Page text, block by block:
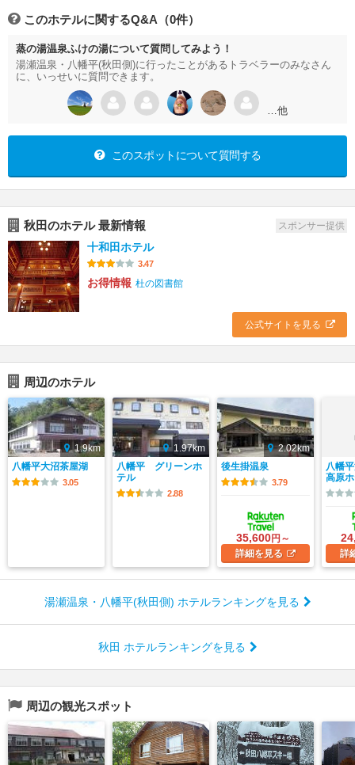
このホテルに関するQ&A（0件）
蒸の湯温泉ふけの湯について質問してみよう！
湯瀬温泉・八幡平(秋田側)に行ったことがあるトラベラーのみなさん
に、いっせいに質問できます。
…他
このスポットについて質問する
秋田のホテル 最新情報 スポンサー提供
十和田ホテル
3.47
お得情報 杜の図書館
公式サイトを見る
周辺のホテル
1.9km
八幡平大沼茶屋湖
3.05
1.97km
八幡平 グリーンホ
テル
2.88
2.02km
後生掛温泉
3.79
35,600円～
詳細を見る
八幡
高原
詳
湯瀬温泉・八幡平(秋田側) ホテルランキングを見る
秋田 ホテルランキングを見る
周辺の観光スポット